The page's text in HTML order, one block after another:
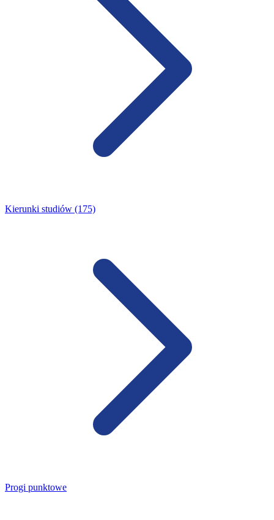
Kierunki studiów (175)
Progi punktowe